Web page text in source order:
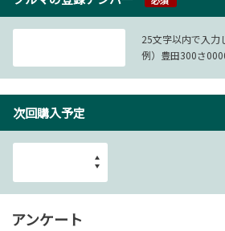
25文字以内で入力
例）豊田300さ
次回購入予定
アンケート